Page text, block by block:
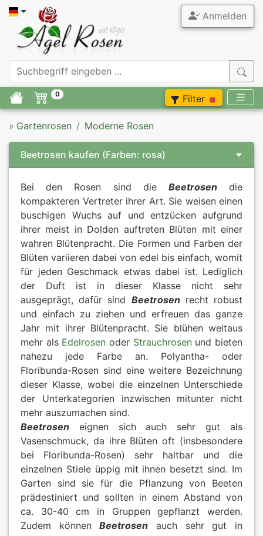
Anmelden
0 Filter
» Gartenrosen Moderne Rosen
Beetrosen kaufen (Farben: rosa)
Bei den Rosen sind die Beetrosendie
kompakteren Vertreter ihrer Art. Sie weisen einen
buschigen Wuchs auf und entzücken aufgrund
ihrer meist in Dolden auftreten Blüten mit einer
wahren Blütenpracht. Die Formen und Farben der
Blüten variieren dabei von edel bis einfach, womit
für jeden Geschmack etwas dabei ist. Lediglich
der Duft ist in dieser Klasse nicht sehr
ausgeprägt, dafür sind Beetrosenrecht robust
und einfach zu ziehen und erfreuen das ganze
Jahr mit ihrer Blütenpracht. Sie blühen weitaus
mehr als Edelrosen oder Strauchrosenund bieten
nahezu jede Farbe an. Polyantha- oder
Floribunda-Rosen sind eine weitere Bezeichnung
dieser Klasse, wobei die einzelnen Unterschiede
der Unterkategorien inzwischen mitunter nicht
mehr auszumachen sind.
Beetrosen eignen sich auch sehr gut als
Vasenschmuck, da ihre Blüten oft (insbesondere
bei Floribunda-Rosen) sehr haltbar und die
einzelnen Stiele üppig mit ihnen besetzt sind. Im
Garten sind sie für die Pflanzung von Beeten
prädestiniert und sollten in einem Abstand von
ca. 30-40 cm in Gruppen gepflanzt werden.
Zudem könnenBeetrosen auch sehr gut in